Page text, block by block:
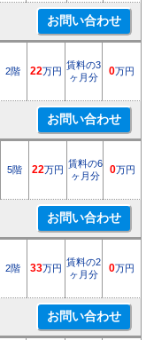
2階 22万円
賃料の3
ヶ月分
0万円
5階 22万円
賃料の6
ヶ月分
0万円
2階 33万円
賃料の2
ヶ月分
0万円